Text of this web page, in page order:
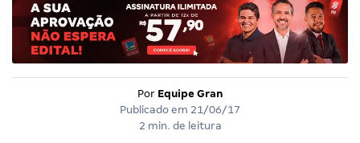
Por Equipe Gran
Publicado em 21/06/17
2 min. de leitura